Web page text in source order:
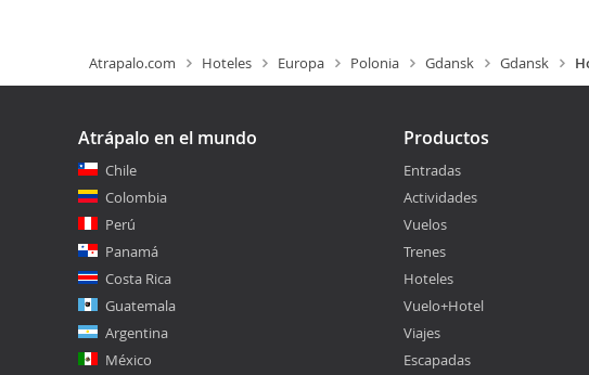
Atrapalo.com Hoteles Europa Polonia Gdansk Gdansk
Atrápalo en el mundo
Chile
Colombia
Perú
Panamá
Costa Rica
Guatemala
Argentina
México
Productos
Entradas
Actividades
Vuelos
Trenes
Hoteles
Vuelo+Hotel
Viajes
Escapadas